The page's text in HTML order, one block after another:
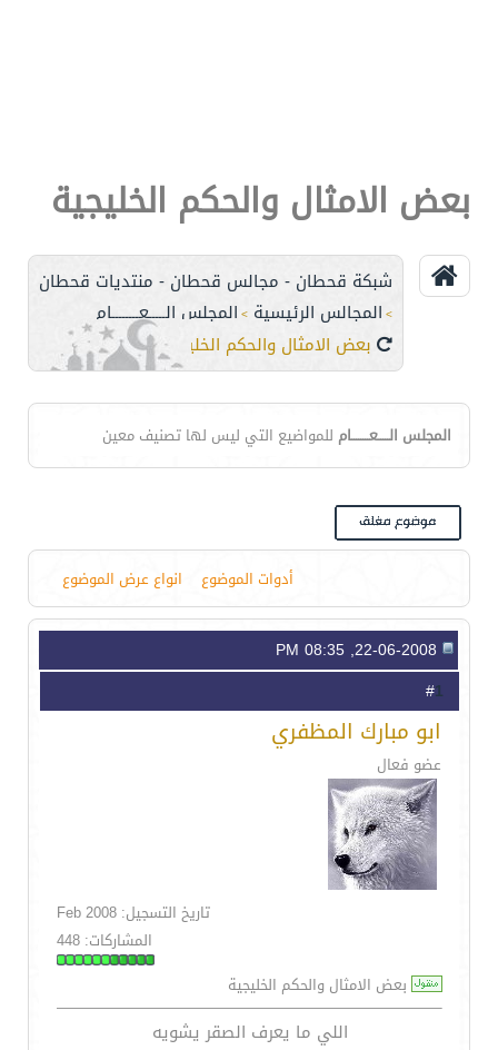
بعض الامثال والحكم الخليجية
شبكة قحطان - مجالس قحطان - منتديات قحطان
> المجالس الرئيسية > المجلس الـــــعــــــــام
بعض الامثال والحكم الخليجية
المجلس الـــــعــــــــام للمواضيع التي ليس لها تصنيف معين
أدوات الموضوع انواع عرض الموضوع
1
ابو مبارك المظفري
عضو فعال
تاريخ التسجيل: Feb 2008
المشاركات: 448
بعض الامثال والحكم الخليجية
اللي ما يعرف الصقر يشويه